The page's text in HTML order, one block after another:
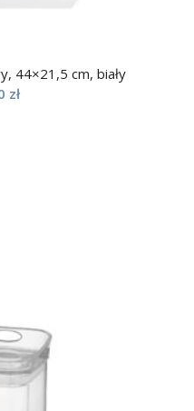
44×21,5 cm, biały
zł